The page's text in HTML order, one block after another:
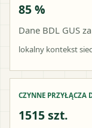
85 %
Dane BDL GUS
lokalny kontekst
CZYNNE PRZYŁĄCZA
1515 szt.